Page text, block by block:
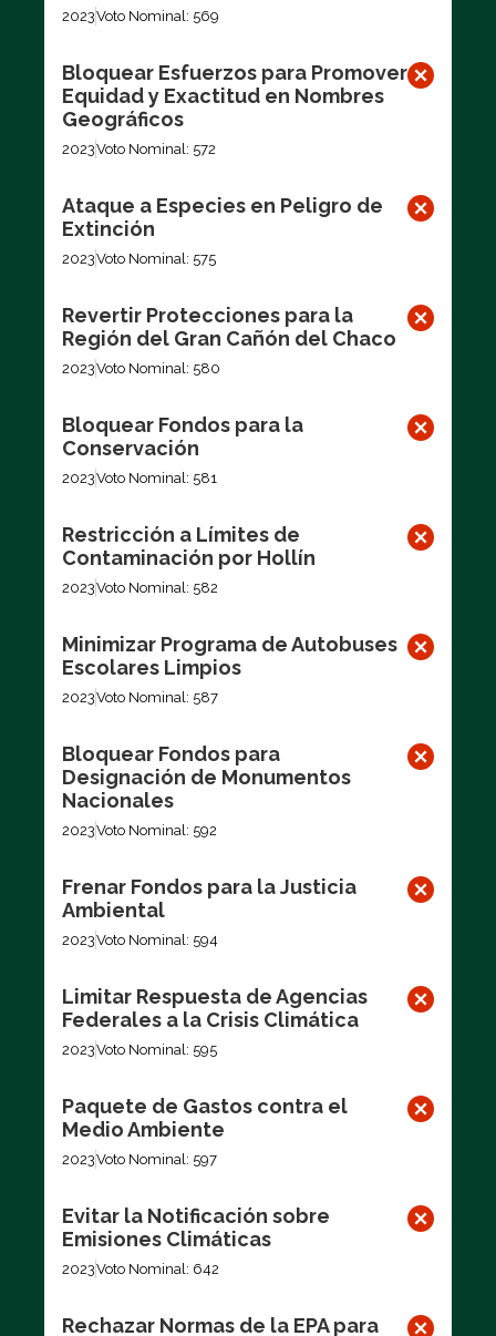
2023Voto Nominal: 569
Bloquear Esfuerzos para Promover
Equidad y Exactitud en Nombres
Geográficos
2023Voto Nominal: 572
Ataque a Especies en Peligro de
Extinción
2023Voto Nominal: 575
Revertir Protecciones para la
Región del Gran Cañón del Chaco
2023Voto Nominal: 580
Bloquear Fondos para la
Conservación
2023Voto Nominal: 581
Restricción a Límites de
Contaminación por Hollín
2023Voto Nominal: 582
Minimizar Programa de Autobuses
Escolares Limpios
2023Voto Nominal: 587
Bloquear Fondos para
Designación de Monumentos
Nacionales
2023Voto Nominal: 592
Frenar Fondos para la Justicia
Ambiental
2023Voto Nominal: 594
Limitar Respuesta de Agencias
Federales a la Crisis Climática
2023Voto Nominal: 595
Paquete de Gastos contra el
Medio Ambiente
2023Voto Nominal: 597
Evitar la Notificación sobre
Emisiones Climáticas
2023Voto Nominal: 642
Rechazar Normas de la EPA para